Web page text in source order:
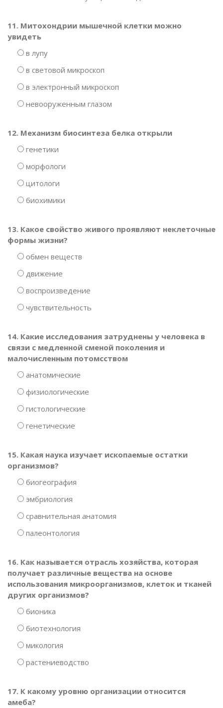
11. Митохондрии мышечной клетки можно
увидеть
в лупу
в световой микроскоп
в электронный микроскоп
невооруженным глазом
12. Механизм биосинтеза белка открыли
генетики
морфологи
цитологи
биохимики
13. Какое свойство живого проявляют неклеточные
формы жизни?
обмен веществ
движение
воспроизведение
чувствительность
14. Какие исследования затруднены у человека в
связи с медленной сменой поколения и
малочисленным потомсством
анатомические
физиологические
гистологические
генетические
15. Какая наука изучает ископаемые остатки
организмов?
биогеография
эмбриология
сравнительная анатомия
палеонтология
16. Как называется отрасль хозяйства, которая
получает различные вещества на основе
использования микроорганизмов, клеток и тканей
других организмов?
бионика
биотехнология
микология
растениеводство
17. К какому уровню организации относится
амеба?